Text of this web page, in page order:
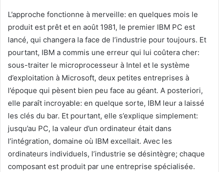
L’approche fonctionne à merveille: en quelques mois le
produit est prêt et en août 1981, le premier IBM PC est
lancé, qui changera la face de l’industrie pour toujours. Et
pourtant, IBM a commis une erreur qui lui coûtera cher:
sous-traiter le microprocesseur à Intel et le système
d’exploitation à Microsoft, deux petites entreprises à
l’époque qui pèsent bien peu face au géant. A posteriori,
elle paraît incroyable: en quelque sorte, IBM leur a laissé
les clés du bar. Et pourtant, elle s’explique simplement:
jusqu’au PC, la valeur d’un ordinateur était dans
l’intégration, domaine où IBM excellait. Avec les
ordinateurs individuels, l’industrie se désintègre; chaque
composant est produit par une entreprise spécialisée.